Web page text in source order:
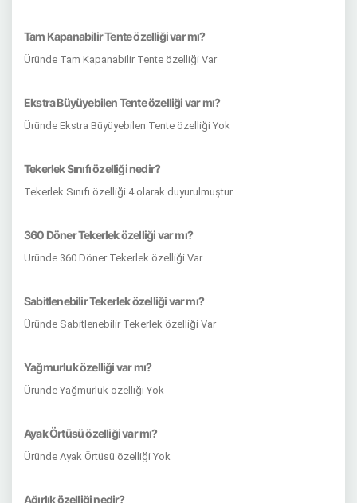
Tam Kapanabilir Tente özelliği var mı?
Üründe Tam Kapanabilir Tente özelliği Var
Ekstra Büyüyebilen Tente özelliği var mı?
Üründe Ekstra Büyüyebilen Tente özelliği Yok
Tekerlek Sınıfı özelliği nedir?
Tekerlek Sınıfı özelliği 4 olarak duyurulmuştur.
360 Döner Tekerlek özelliği var mı?
Üründe 360 Döner Tekerlek özelliği Var
Sabitlenebilir Tekerlek özelliği var mı?
Üründe Sabitlenebilir Tekerlek özelliği Var
Yağmurluk özelliği var mı?
Üründe Yağmurluk özelliği Yok
Ayak Örtüsü özelliği var mı?
Üründe Ayak Örtüsü özelliği Yok
Ağırlık özelliği nedir?